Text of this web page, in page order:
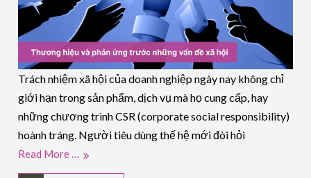
Trách nhiệm xã hội của doanh nghiệp ngày nay không chỉ
giới hạn trong sản phẩm, dịch vụ mà họ cung cấp, hay
những chương trình CSR (corporate social responsibility)
hoành tráng. Người tiêu dùng thế hệ mới đòi hỏi
Read More …